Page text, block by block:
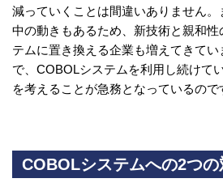
減っていくことは間違いありません
中の動きもあるため、新技術と親和性
テムに置き換える企業も増えてきて
で、COBOLシステムを利用し続けて
を考えることが急務となっているので
COBOLシステムへの2つの